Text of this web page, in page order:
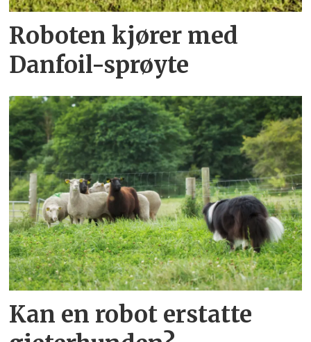
Roboten kjører med
Danfoil-sprøyte
Kan en robot erstatte